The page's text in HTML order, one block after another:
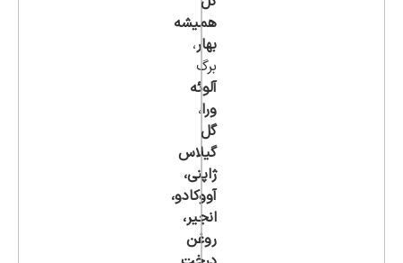
همیشه
بهار،‌
برگ
آلوئه
ورا،‌
گل
گیلاس
ژاپنی،‌
آووکادو،
انجیر،‌
روغن